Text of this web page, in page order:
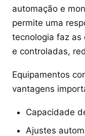
automação e
permite uma
tecnologia faz as
e controladas,
Equipamentos
vantagens
Capacidade
Ajustes